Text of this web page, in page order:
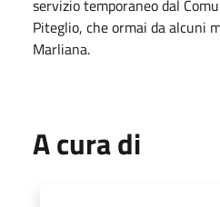
servizio temporaneo dal
Piteglio, che ormai da alcuni
Marliana.
A cura di